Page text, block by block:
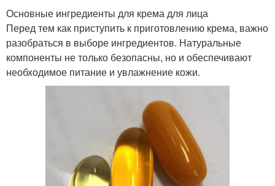
Основные ингредиенты для крема для лица
Перед тем как приступить к приготовлению крема, важно
разобраться в выборе ингредиентов. Натуральные
компоненты не только безопасны, но и обеспечивают
необходимое питание и увлажнение кожи.